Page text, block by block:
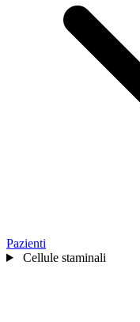
Pazienti
Cellule staminali